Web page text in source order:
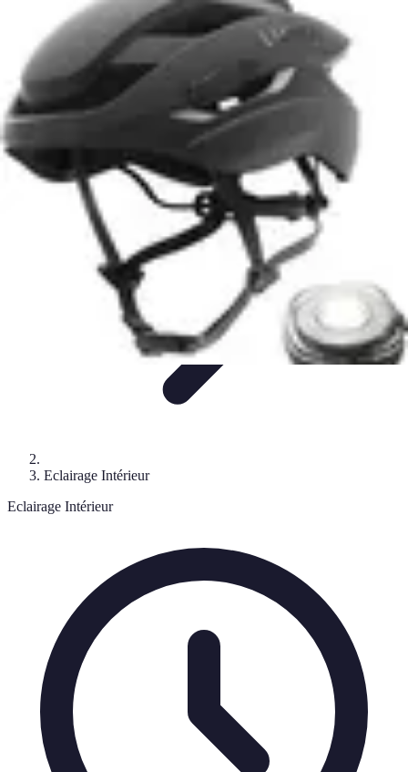
Éclairage Déco
InspirationÉclairage Intérieur Avis d'experts
Eclairage
Intérieur
Tendances
Éclairage Déco
Eclairage Intérieur
Eclairage Intérieur